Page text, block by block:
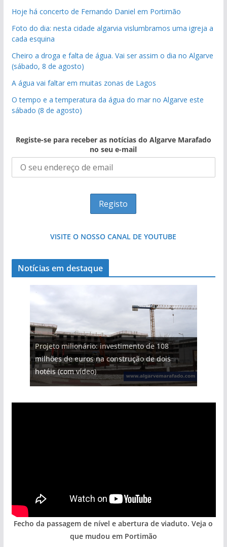
Hoje há concerto de Fernando Daniel em Portimão
Foto do dia: nesta cidade algarvia vislumbramos uma igreja a
cada esquina
Cheiro a droga e falta de água. Vai ser assim o dia no Algarve
(sábado, 8 de agosto)
A água vai faltar em muitas zonas de Lagos
O tempo e a temperatura da água do mar no Algarve este
sábado (8 de agosto)
Registe-se para receber as notícias do Algarve Marafado
no seu e-mail
VISITE O NOSSO CANAL DE YOUTUBE
Notícias em destaque
Projeto milionário: investimento de 108
milhões de euros na construção de dois
hotéis (com vídeo)
Fecho da passagem de nível e abertura de viaduto. Veja o
que mudou em Portimão